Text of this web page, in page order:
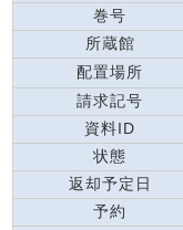
巻号
所蔵館
配置場所
請求記号
資料ID
状態
返却予定日
予約